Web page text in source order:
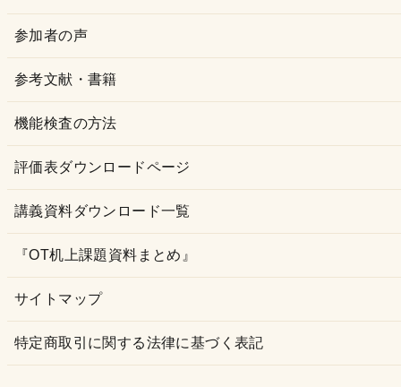
参加者の声
参考文献・書籍
機能検査の方法
評価表ダウンロードページ
講義資料ダウンロード一覧
『OT机上課題資料まとめ』
サイトマップ
特定商取引に関する法律に基づく表記